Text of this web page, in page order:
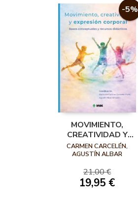
-5%
MOVIMIENTO,
CREATIVIDAD Y
EXPRESIÓN
CORPORAL
CARMEN CARCELÉN,
AGUSTÍN ALBAR
21,00 €
19,95 €